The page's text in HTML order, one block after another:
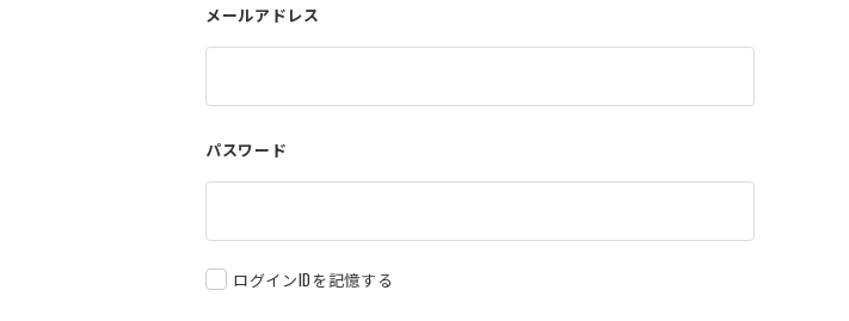
メールアドレス
パスワード
ログインIDを記憶する